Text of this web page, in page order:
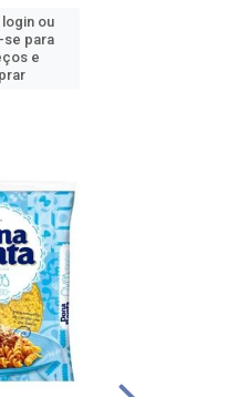
login ou
se para
e